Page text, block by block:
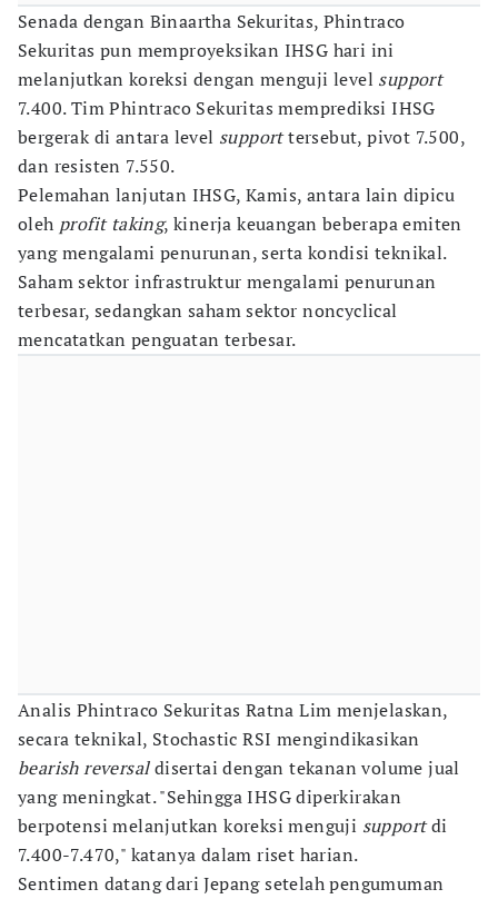
Senada dengan Binaartha Sekuritas, Phintraco
Sekuritas pun memproyeksikan IHSG hari ini
melanjutkan koreksi dengan menguji level support
7.400. Tim Phintraco Sekuritas memprediksi IHSG
bergerak di antara level supporttersebut, pivot 7.500,
dan resisten 7.550.
Pelemahan lanjutan IHSG, Kamis, antara lain dipicu
oleh profit taking, kinerja keuangan beberapa emiten
yang mengalami penurunan, serta kondisi teknikal.
Saham sektor infrastruktur mengalami penurunan
terbesar, sedangkan saham sektor noncyclical
mencatatkan penguatan terbesar.
Analis Phintraco Sekuritas Ratna Lim menjelaskan,
secara teknikal, Stochastic RSI mengindikasikan
bearish reversaldisertai dengan tekanan volume jual
yang meningkat. "Sehingga IHSG diperkirakan
berpotensi melanjutkan koreksi menguji supportdi
7.400-7.470," katanya dalam riset harian.
Sentimen datang dari Jepang setelah pengumuman